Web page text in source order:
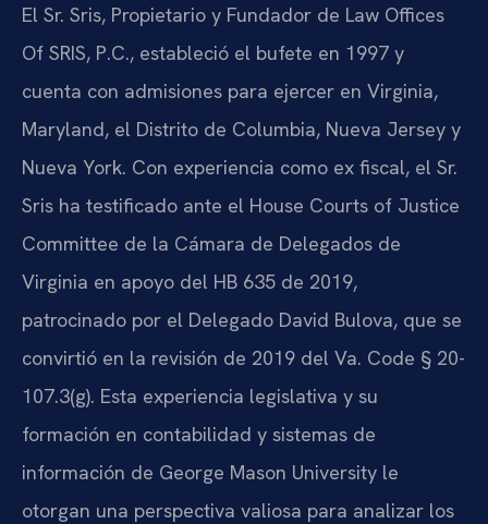
El Sr. Sris, Propietario y Fundador de Law Offices
Of SRIS, P.C., estableció el bufete en 1997 y
cuenta con admisiones para ejercer en Virginia,
Maryland, el Distrito de Columbia, Nueva Jersey y
Nueva York. Con experiencia como ex fiscal, el Sr.
Sris ha testificado ante el House Courts of Justice
Committee de la Cámara de Delegados de
Virginia en apoyo del HB 635 de 2019,
patrocinado por el Delegado David Bulova, que se
convirtió en la revisión de 2019 del Va. Code § 20-
107.3(g). Esta experiencia legislativa y su
formación en contabilidad y sistemas de
información de George Mason University le
otorgan una perspectiva valiosa para analizar los